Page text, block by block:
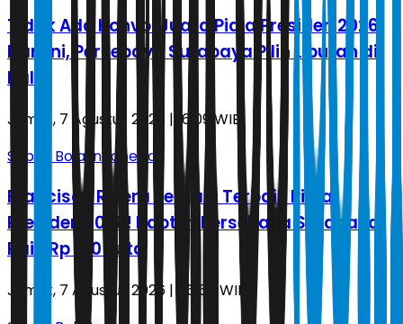
Tidak Ada Konvoi Juara Piala Presiden 2026
Hari Ini, Persebaya Surabaya Pilih Liburan di
Bali
Jumat, 7 Agustus 2026 | 16.09 WIB
Sepak Bola Indonesia
Francisco Rivera Pemain Terbaik Piala
Presiden 2026! Kapten Persebaya Surabaya
Raih Rp 100 Juta
Jumat, 7 Agustus 2026 | 06.56 WIB